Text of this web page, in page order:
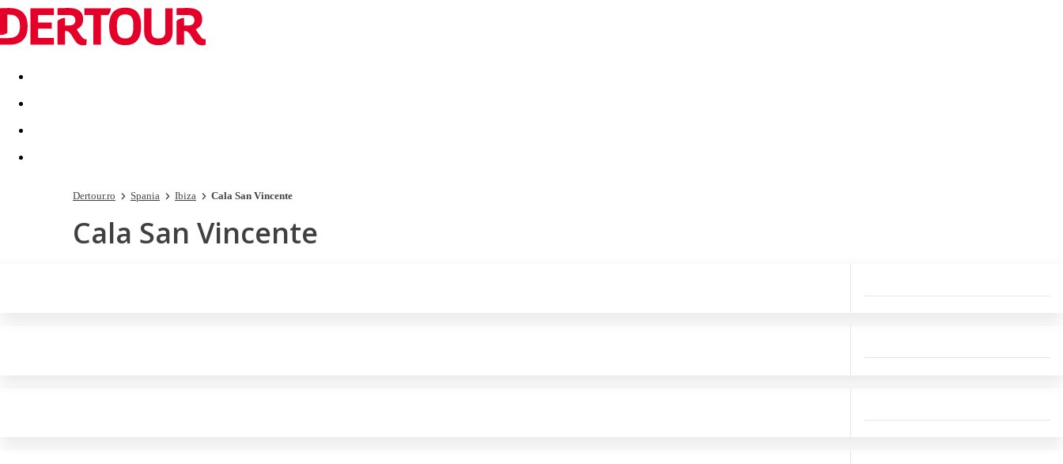
Destinatii Vacanta perfecta OFERTE DE NERATAT
Dertour.ro Spania Ibiza Cala San Vincente
Cala San Vincente